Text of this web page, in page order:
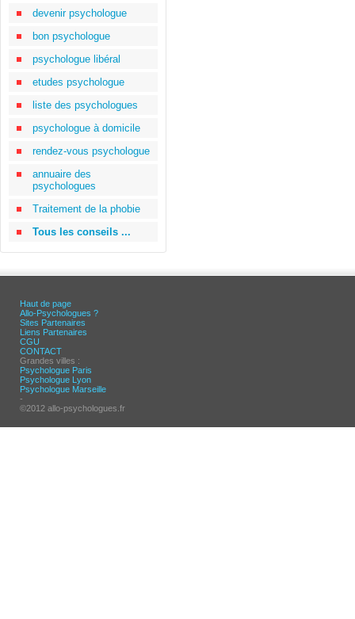
devenir psychologue
bon psychologue
psychologue libéral
etudes psychologue
liste des psychologues
psychologue à domicile
rendez-vous psychologue
annuaire des
psychologues
Traitement de la phobie
Tous les conseils ...
Haut de page
Allo-Psychologues ?
Sites Partenaires
Liens Partenaires
CGU
CONTACT
Grandes villes :
Psychologue Paris
Psychologue Lyon
Psychologue Marseille
-
©2012 allo-psychologues.fr